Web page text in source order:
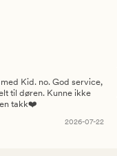
Kid. no. God service,
til døren. Kunne ikke
takk❤️
2026-07-22